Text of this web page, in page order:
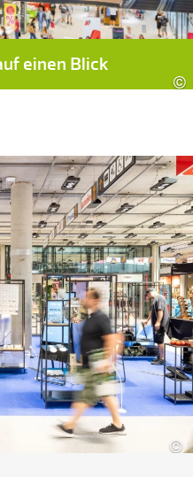
©
einen Blick
©